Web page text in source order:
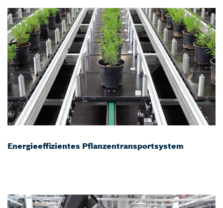
Energieeffizientes Pflanzentransportsystem